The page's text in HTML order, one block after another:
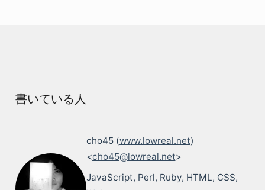
書いている人
cho45 (www.lowreal.net)
<cho45@lowreal.net>
JavaScript, Perl, Ruby, HTML, CSS,